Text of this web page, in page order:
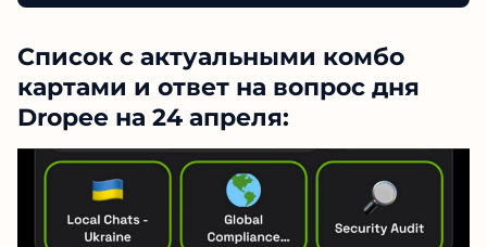
Список с актуальными комбо
картами и ответ на вопрос дня
Dropee на 24 апреля: